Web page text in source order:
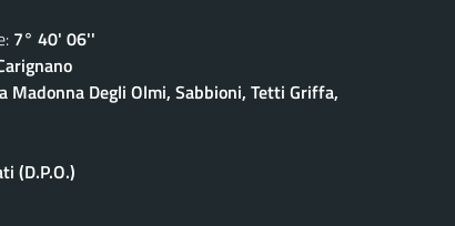
7° 40' 06''
Madonna Degli Olmi, Sabbioni, Tetti Griffa,
(D.P.O.)